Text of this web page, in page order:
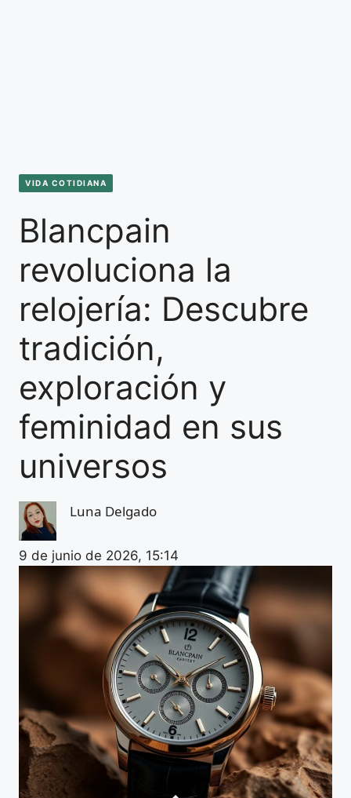
VIDA COTIDIANA
Blancpain
revoluciona la
relojería: Descubre
tradición,
exploración y
feminidad en sus
universos
Luna Delgado
9 de junio de 2026, 15:14